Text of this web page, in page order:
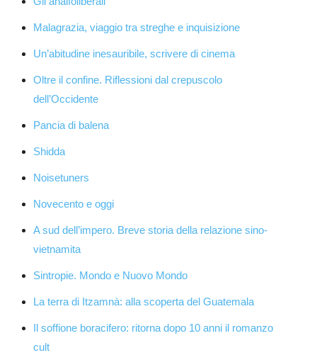
Malagrazia, viaggio tra streghe e inquisizione
Un’abitudine inesauribile, scrivere di cinema
Oltre il confine. Riflessioni dal crepuscolo
dell’Occidente
Pancia di balena
Shidda
Noisetuners
Novecento e oggi
A sud dell’impero. Breve storia della relazione sino-
vietnamita
Sintropie. Mondo e Nuovo Mondo
La terra di Itzamnà: alla scoperta del Guatemala
Il soffione boracifero: ritorna dopo 10 anni il romanzo
cult